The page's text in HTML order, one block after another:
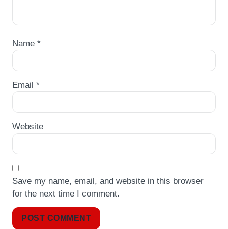
Name *
Email *
Website
Save my name, email, and website in this browser
for the next time I comment.